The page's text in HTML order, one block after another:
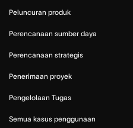
Peluncuran produk
Perencanaan sumber daya
Perencanaan strategis
Penerimaan proyek
Pengelolaan Tugas
Semua kasus penggunaan